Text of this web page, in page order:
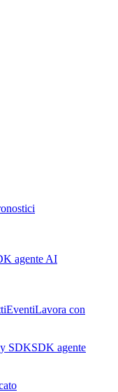
agente AI
EventiLavora con
SDKSDK agente